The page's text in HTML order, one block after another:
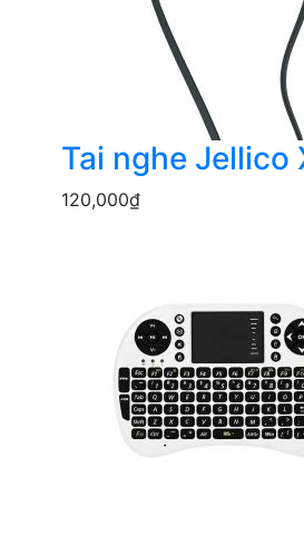
Tai nghe Jellico
120,000₫